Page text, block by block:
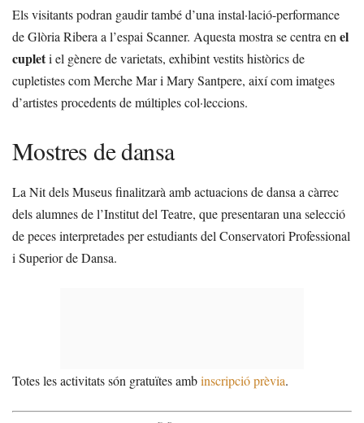
Els visitants podran gaudir també d’una instal·lació-performance
de Glòria Ribera a l’espai Scanner. Aquesta mostra se centra en el
cupleti el gènere de varietats, exhibint vestits històrics de
cupletistes com Merche Mar i Mary Santpere, així com imatges
d’artistes procedents de múltiples col·leccions.
Mostres de dansa
La Nit dels Museus finalitzarà amb actuacions de dansa a càrrec
dels alumnes de l’Institut del Teatre, que presentaran una selecció
de peces interpretades per estudiants del Conservatori Professional
i Superior de Dansa.
Totes les activitats són gratuïtes ambinscripció prèvia.